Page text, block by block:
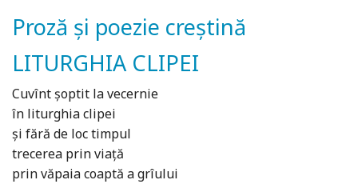
Proză și poezie creștină
LITURGHIA CLIPEI
Cuvînt şoptit la vecernie
în liturghia clipei
şi fără de loc timpul
trecerea prin viaţă
prin văpaia coaptă a grîului